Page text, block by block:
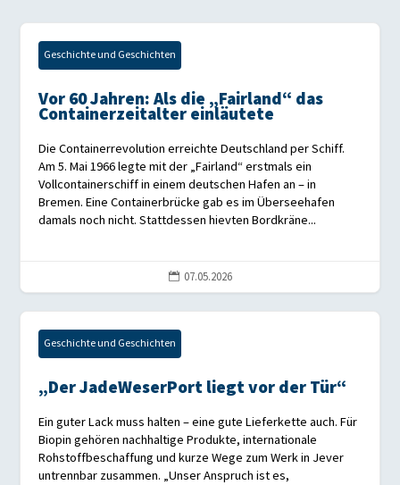
Geschichte und Geschichten
Vor 60 Jahren: Als die „Fairland“ das
Containerzeitalter einläutete
Die Containerrevolution erreichte Deutschland per Schiff.
Am 5. Mai 1966 legte mit der „Fairland“ erstmals ein
Vollcontainerschiff in einem deutschen Hafen an – in
Bremen. Eine Containerbrücke gab es im Überseehafen
damals noch nicht. Stattdessen hievten Bordkräne...
 07.05.2026
Geschichte und Geschichten
„Der JadeWeserPort liegt vor der Tür“
Ein guter Lack muss halten – eine gute Lieferkette auch. Für
Biopin gehören nachhaltige Produkte, internationale
Rohstoffbeschaffung und kurze Wege zum Werk in Jever
untrennbar zusammen. „Unser Anspruch ist es,